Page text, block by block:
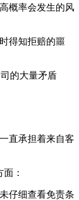
概率会发生的风
得知拒赔的噩
直承担着来自客
：
仔细查看免责条